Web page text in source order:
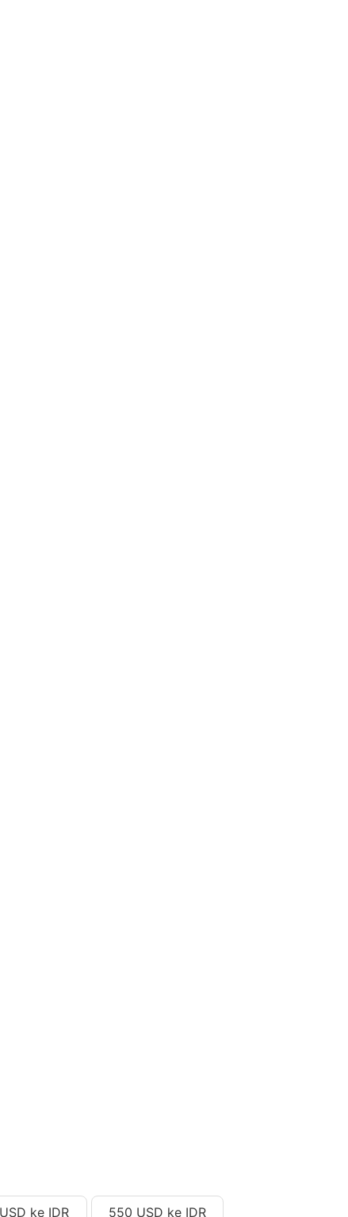
ke IDR 550 USD ke IDR